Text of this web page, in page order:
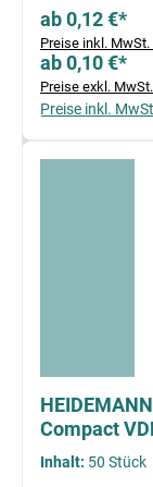
ab 0,12 €*
Preise inkl.
ab 0,10 €*
Preise exkl.
Preise inkl.
Compact
Inhalt: 50 Stück